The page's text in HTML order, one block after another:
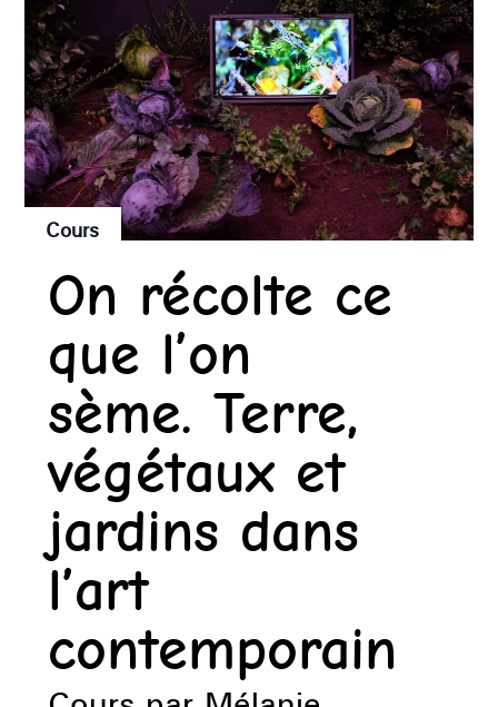
Cours
On récolte ce
que l’on
sème. Terre,
végétaux et
jardins dans
l’art
contemporain